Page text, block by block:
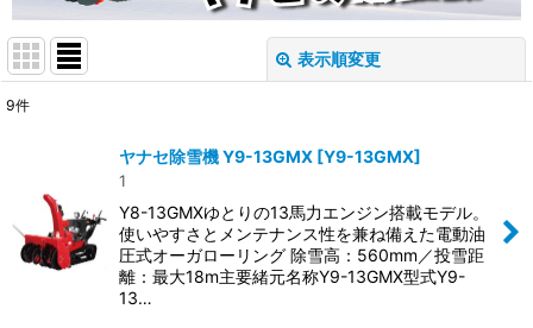
表示順変更
並び順
絞り込む
9件
ヤナセ除雪機 Y9-13GMX [Y9-13GMX]
1
Y8-13GMXゆとりの13馬力エンジン搭載モデル。
使いやすさとメンテナンス性を兼ね備えた電動油
圧式オーガローリング 除雪高：560mm／投雪距
離：最大18m主要緒元名称Y9-13GMX型式Y9-
13…